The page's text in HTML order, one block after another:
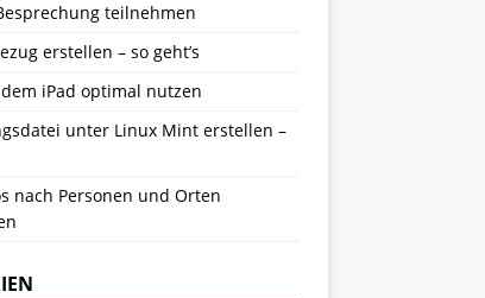
teilnehmen
erstellen – so geht’s
iPad optimal nutzen
unter Linux Mint erstellen –
nach Personen und Orten